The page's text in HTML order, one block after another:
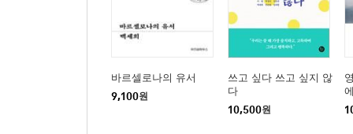
바르셀로나의 유서
9,100원
쓰고 싶다 쓰고 싶지 않
다
10,500원